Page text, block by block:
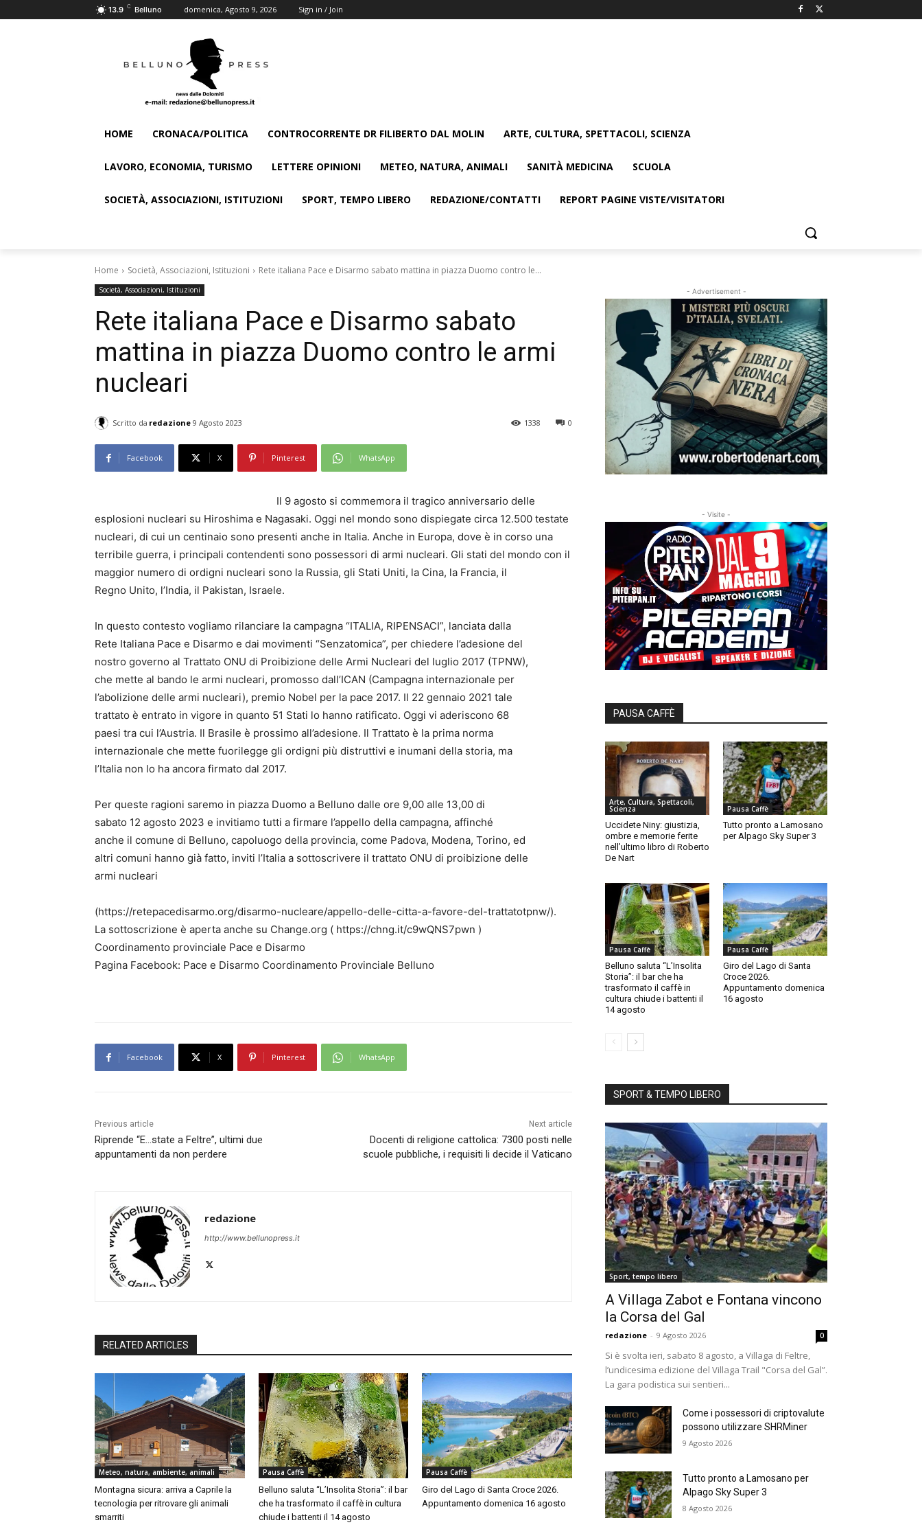
13.9 C Belluno domenica, Agosto 9, 2026 Sign in / Join
HOME CRONACA/POLITICA CONTROCORRENTE DR FILIBERTO DAL MOLIN ARTE, CULTURA, SPETTACOLI, SCIENZA
LAVORO, ECONOMIA, TURISMO LETTERE OPINIONI METEO, NATURA, ANIMALI SANITÀ MEDICINA SCUOLA
SOCIETÀ, ASSOCIAZIONI, ISTITUZIONI SPORT, TEMPO LIBERO REDAZIONE/CONTATTI REPORT PAGINE VISTE/VISITATORI
Home Società, Associazioni, Istituzioni Rete italiana Pace e Disarmo sabato mattina in piazza Duomo contro le...
Società, Associazioni, Istituzioni
Rete italiana Pace e Disarmo sabato
mattina in piazza Duomo contro le armi
nucleari
Scritto da redazione 9 Agosto 2023 0
1338
Facebook X Pinterest WhatsApp
Il 9 agosto si commemora il tragico anniversario delle
esplosioni nucleari su Hiroshima e Nagasaki. Oggi nel mondo sono dispiegate circa 12.500 testate
nucleari, di cui un centinaio sono presenti anche in Italia. Anche in Europa, dove è in corso una
terribile guerra, i principali contendenti sono possessori di armi nucleari. Gli stati del mondo con il
maggior numero di ordigni nucleari sono la Russia, gli Stati Uniti, la Cina, la Francia, il
Regno Unito, l’India, il Pakistan, Israele.
In questo contesto vogliamo rilanciare la campagna “ITALIA, RIPENSACI”, lanciata dalla
Rete Italiana Pace e Disarmo e dai movimenti “Senzatomica”, per chiedere l’adesione del
nostro governo al Trattato ONU di Proibizione delle Armi Nucleari del luglio 2017 (TPNW),
che mette al bando le armi nucleari, promosso dall’ICAN (Campagna internazionale per
l’abolizione delle armi nucleari), premio Nobel per la pace 2017. Il 22 gennaio 2021 tale
trattato è entrato in vigore in quanto 51 Stati lo hanno ratificato. Oggi vi aderiscono 68
paesi tra cui l’Austria. Il Brasile è prossimo all’adesione. Il Trattato è la prima norma
internazionale che mette fuorilegge gli ordigni più distruttivi e inumani della storia, ma
l’Italia non lo ha ancora firmato dal 2017.
Per queste ragioni saremo in piazza Duomo a Belluno dalle ore 9,00 alle 13,00 di
sabato 12 agosto 2023 e invitiamo tutti a firmare l’appello della campagna, affinché
anche il comune di Belluno, capoluogo della provincia, come Padova, Modena, Torino, ed
altri comuni hanno già fatto, inviti l’Italia a sottoscrivere il trattato ONU di proibizione delle
armi nucleari
(https://retepacedisarmo.org/disarmo-nucleare/appello-delle-citta-a-favore-del-trattatotpnw/).
La sottoscrizione è aperta anche su Change.org ( https://chng.it/c9wQNS7pwn )
Coordinamento provinciale Pace e Disarmo
Pagina Facebook: Pace e Disarmo Coordinamento Provinciale Belluno
Facebook X Pinterest WhatsApp
Previous article
Riprende “E…state a Feltre”, ultimi due
appuntamenti da non perdere
Next article
Docenti di religione cattolica: 7300 posti nelle
scuole pubbliche, i requisiti li decide il Vaticano
redazione
http://www.bellunopress.it
RELATED ARTICLES
Meteo, natura, ambiente, animali
Montagna sicura: arriva a Caprile la
tecnologia per ritrovare gli animali
smarriti
Pausa Caffè
Belluno saluta “L’Insolita Storia”: il bar
che ha trasformato il caffè in cultura
chiude i battenti il 14 agosto
Pausa Caffè
Giro del Lago di Santa Croce 2026.
Appuntamento domenica 16 agosto
- Advertisement -
- Visite -
PAUSA CAFFÈ
Arte, Cultura, Spettacoli,
Scienza
Uccidete Niny: giustizia,
ombre e memorie ferite
nell’ultimo libro di Roberto
De Nart
Pausa Caffè
Tutto pronto a Lamosano
per Alpago Sky Super 3
Pausa Caffè
Belluno saluta “L’Insolita
Storia”: il bar che ha
trasformato il caffè in
cultura chiude i battenti il
14 agosto
Pausa Caffè
Giro del Lago di Santa
Croce 2026.
Appuntamento domenica
16 agosto
SPORT & TEMPO LIBERO
Sport, tempo libero
A Villaga Zabot e Fontana vincono
la Corsa del Gal
redazione - 9 Agosto 2026 0
Si è svolta ieri, sabato 8 agosto, a Villaga di Feltre,
l’undicesima edizione del Villaga Trail "Corsa del Gal”.
La gara podistica sui sentieri...
Come i possessori di criptovalute
possono utilizzare SHRMiner
9 Agosto 2026
Tutto pronto a Lamosano per
Alpago Sky Super 3
8 Agosto 2026